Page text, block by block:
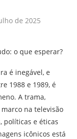
de 2025
o que esperar?
é inegável, e
1988 e 1989, é
A trama,
na televisão
políticas e éticas
icônicos está